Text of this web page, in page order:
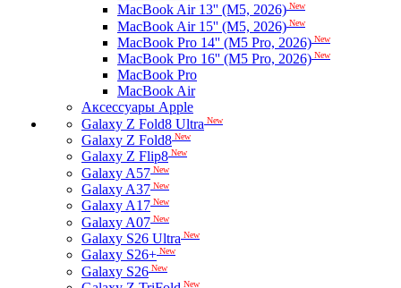
MacBook Air 13'' (M5, 2026) New
MacBook Air 15'' (M5, 2026) New
MacBook Pro 14'' (M5 Pro, 2026) New
MacBook Pro 16'' (M5 Pro, 2026) New
MacBook Pro
MacBook Air
Аксессуары Apple
Galaxy Z Fold8 Ultra New
Galaxy Z Fold8 New
Galaxy Z Flip8 New
Galaxy A57 New
Galaxy A37 New
Galaxy A17 New
Galaxy A07 New
Galaxy S26 Ultra New
Galaxy S26+ New
Galaxy S26 New
New